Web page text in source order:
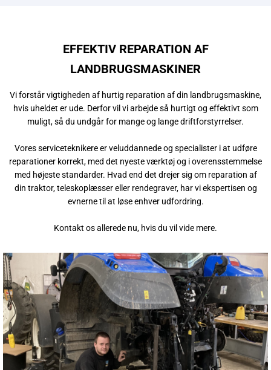
EFFEKTIV REPARATION AF
LANDBRUGSMASKINER
Vi forstår vigtigheden af hurtig reparation af din landbrugsmaskine,
hvis uheldet er ude. Derfor vil vi arbejde så hurtigt og effektivt som
muligt, så du undgår for mange og lange driftforstyrrelser.
Vores serviceteknikere er veluddannede og specialister i at udføre
reparationer korrekt, med det nyeste værktøj og i overensstemmelse
med højeste standarder. Hvad end det drejer sig om reparation af
din traktor, teleskoplæsser eller rendegraver, har vi ekspertisen og
evnerne til at løse enhver udfordring.
Kontakt os allerede nu, hvis du vil vide mere.